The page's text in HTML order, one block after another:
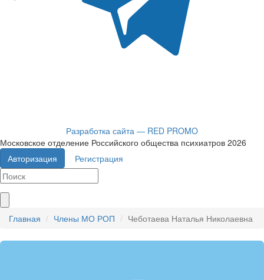
Разработка сайта — RED PROMO
Московское отделение Российского общества психиатров 2026
Авторизация
Регистрация
Главная Члены МО РОП Чеботаева Наталья Николаевна